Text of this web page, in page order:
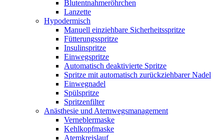
Blutentnahmeröhrchen
Lanzette
Hypodermisch
Manuell einziehbare Sicherheitsspritze
Fütterungsspritze
Insulinspritze
Einwegspritze
Automatisch deaktivierte Spritze
Spritze mit automatisch zurückziehbarer Nadel
Einwegnadel
Spülspritze
Spritzenfilter
Anästhesie und Atemwegsmanagement
Verneblermaske
Kehlkopfmaske
Atemkreislauf